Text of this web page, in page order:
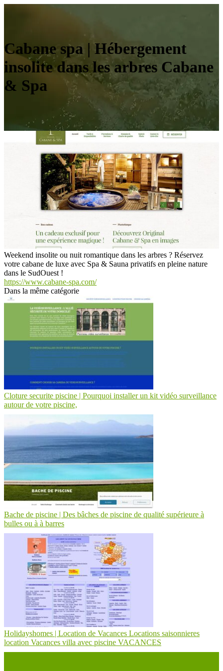
Cabane spa | Hébergement
insolite dans les arbres Cabane
& Spa
Weekend insolite ou nuit romantique dans les arbres ? Réservez
votre cabane de luxe avec Spa & Sauna privatifs en pleine nature
dans le SudOuest !
https://www.cabane-spa.com/
Dans la même catégorie
Cloture securite piscine | Pourquoi installer un kit vidéo sur­veillan­ce
autour de votre piscine,
Bache de piscine | Des bâches de piscine de qualité supérieure à
bulles ou à à barres
Holidaysho­mes | Location de Vacances Locations saison­nie­res
location Vacances villa avec piscine VACANCES